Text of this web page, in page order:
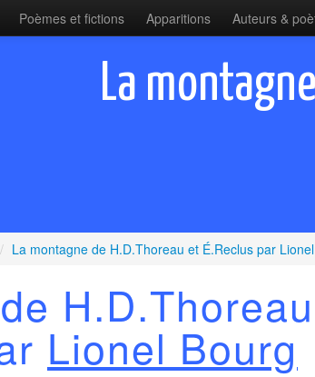
Poèmes et fictions Apparitions Auteurs &
La
/ La montagne de H.D.Thoreau et É.Reclus par
H.D.Thoreau
Lionel Bourg